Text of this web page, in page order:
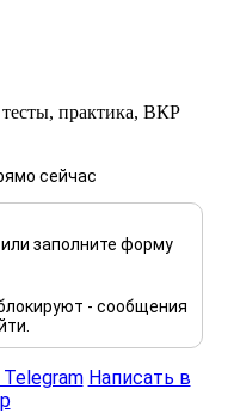
тесты, практика, ВКР
сейчас
заполните форму
- сообщения
Написать в